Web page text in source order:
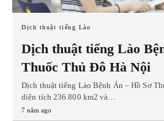
Dịch thuật tiếng Lào
Dịch thuật tiếng Lào
Thuốc Thủ Đô Hà Nội
Dịch thuật tiếng Lào Bệnh Án – Hồ Sơ
diện tích 236.800 km2 và…
7 năm ago